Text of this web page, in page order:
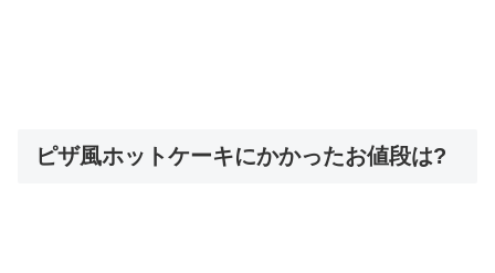
ピザ風ホットケーキにかかったお値段は?